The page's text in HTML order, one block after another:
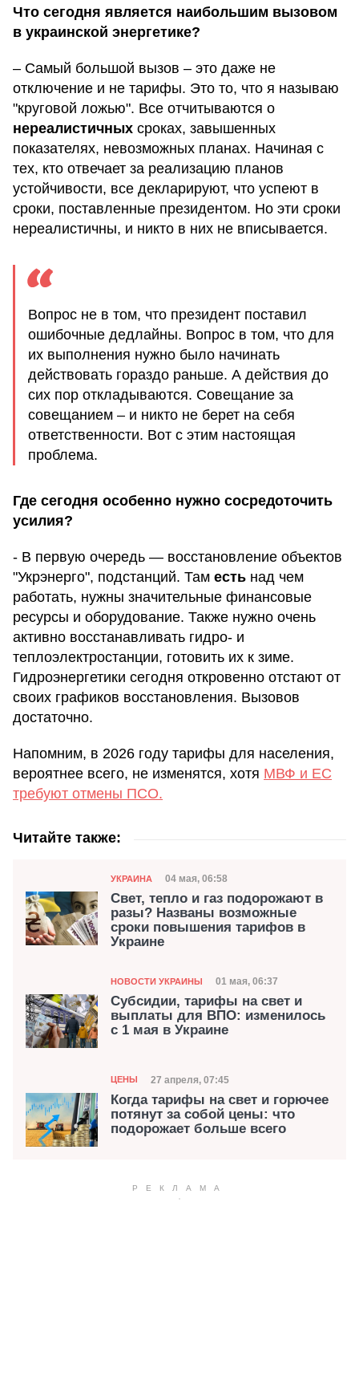
Что сегодня является наибольшим вызовом
в украинской энергетике?
– Самый большой вызов – это даже не
отключение и не тарифы. Это то, что я называю
"круговой ложью". Все отчитываются о
нереалистичных сроках, завышенных
показателях, невозможных планах. Начиная с
тех, кто отвечает за реализацию планов
устойчивости, все декларируют, что успеют в
сроки, поставленные президентом. Но эти сроки
нереалистичны, и никто в них не вписывается.
Вопрос не в том, что президент поставил
ошибочные дедлайны. Вопрос в том, что для
их выполнения нужно было начинать
действовать гораздо раньше. А действия до
сих пор откладываются. Совещание за
совещанием – и никто не берет на себя
ответственности. Вот с этим настоящая
проблема.
Где сегодня особенно нужно сосредоточить
усилия?
- В первую очередь — восстановление объектов
"Укрэнерго", подстанций. Там есть над чем
работать, нужны значительные финансовые
ресурсы и оборудование. Также нужно очень
активно восстанавливать гидро- и
теплоэлектростанции, готовить их к зиме.
Гидроэнергетики сегодня откровенно отстают от
своих графиков восстановления. Вызовов
достаточно.
Напомним, в 2026 году тарифы для населения,
вероятнее всего, не изменятся, хотя МВФ и ЕС
требуют отмены ПСО.
Читайте также:
Категория
УКРАИНА Дата публикации
04 мая, 06:58
Свет, тепло и газ подорожают в
разы? Названы возможные
сроки повышения тарифов в
Украине
Категория
НОВОСТИ УКРАИНЫ Дата публикации
01 мая, 06:37
Субсидии, тарифы на свет и
выплаты для ВПО: изменилось
с 1 мая в Украине
Категория
ЦЕНЫ Дата публикации
27 апреля, 07:45
Когда тарифы на свет и горючее
потянут за собой цены: что
подорожает больше всего